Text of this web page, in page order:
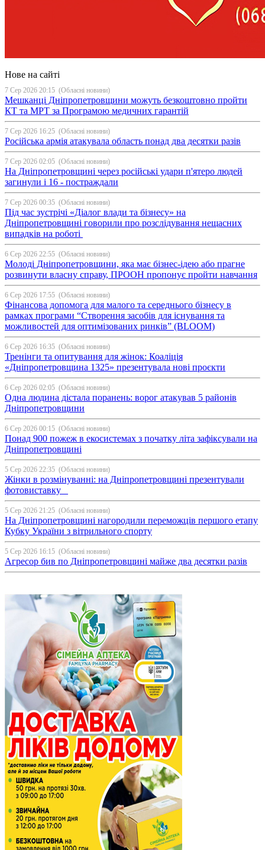
Нове на сайті
7 Сер 2026 20:15 (Обласні новини)
Мешканці Дніпропетровщини можуть безкоштовно пройти
КТ та МРТ за Програмою медичних гарантій
7 Сер 2026 16:25 (Обласні новини)
Російська армія атакувала область понад два десятки разів
7 Сер 2026 02:05 (Обласні новини)
На Дніпропетровщині через російські удари п'ятеро людей
загинули і 16 - постраждали
7 Сер 2026 00:35 (Обласні новини)
Під час зустрічі «Діалог влади та бізнесу» на
Дніпропетровщині говорили про розслідування нещасних
випадків на роботі
6 Сер 2026 22:55 (Обласні новини)
Молоді Дніпропетровщини, яка має бізнес-ідею або прагне
розвинути власну справу, ПРООН пропонує пройти навчання
6 Сер 2026 17:55 (Обласні новини)
Фінансова допомога для малого та середнього бізнесу в
рамках програми “Створення засобів для існування та
можливостей для оптимізованих ринків” (BLOOM)
6 Сер 2026 16:35 (Обласні новини)
Тренінги та опитування для жінок: Коаліція
«Дніпропетровщина 1325» презентувала нові проєкти
6 Сер 2026 02:05 (Обласні новини)
Одна людина дістала поранень: ворог атакував 5 районів
Дніпропетровщини
6 Сер 2026 00:15 (Обласні новини)
Понад 900 пожеж в екосистемах з початку літа зафіксували на
Дніпропетровщині
5 Сер 2026 22:35 (Обласні новини)
Жінки в розмінуванні: на Дніпропетровщині презентували
фотовиставку
5 Сер 2026 21:25 (Обласні новини)
На Дніпропетровщині нагородили переможців першого етапу
Кубку України з вітрильного спорту
5 Сер 2026 16:15 (Обласні новини)
Агресор бив по Дніпропетровщині майже два десятки разів